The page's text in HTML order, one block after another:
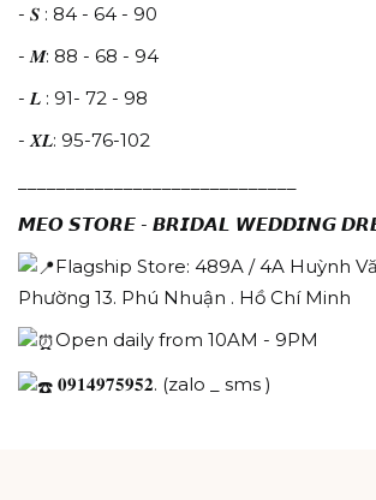
- 𝑺 : 84 - 64 - 90
- 𝑴: 88 - 68 - 94
- 𝑳 : 91- 72 - 98
- 𝑿𝑳: 95-76-102
𝙈𝙀𝙊 𝙎𝙏𝙊𝙍𝙀 - 𝘽𝙍𝙄𝘿𝘼𝙇 𝙒𝙀𝘿𝘿𝙄𝙉𝙂
Flagship Store: 489A / 4A Huỳnh
Phường 13. Phú Nhuận . Hồ Chí Minh
Open daily from 10AM - 9PM
𝟎𝟗𝟏𝟒𝟗𝟕𝟓𝟗𝟓𝟐. (zalo _ sms )